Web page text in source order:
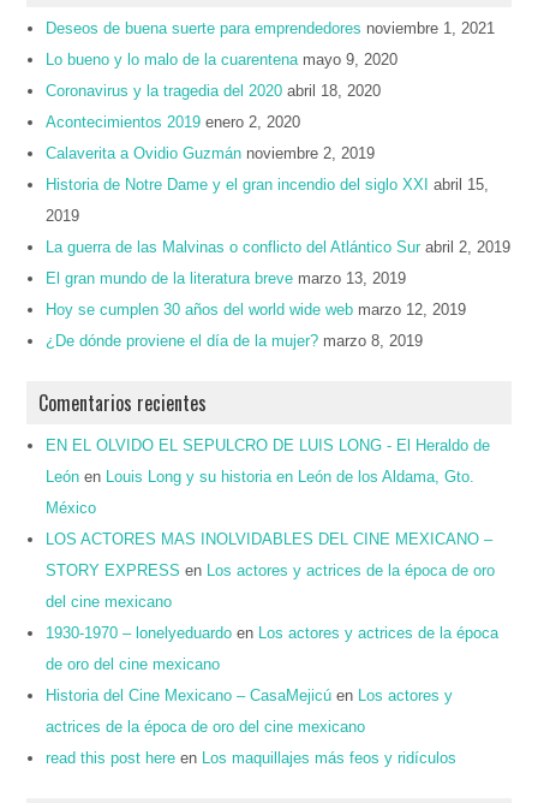
Deseos de buena suerte para emprendedores noviembre 1, 2021
Lo bueno y lo malo de la cuarentena mayo 9, 2020
Coronavirus y la tragedia del 2020 abril 18, 2020
Acontecimientos 2019 enero 2, 2020
Calaverita a Ovidio Guzmán noviembre 2, 2019
Historia de Notre Dame y el gran incendio del siglo XXI
abril 15,
2019
La guerra de las Malvinas o conflicto del Atlántico Sur abril 2, 2019
El gran mundo de la literatura breve marzo 13, 2019
Hoy se cumplen 30 años del world wide web marzo 12, 2019
¿De dónde proviene el día de la mujer? marzo 8, 2019
Comentarios recientes
EN EL OLVIDO EL SEPULCRO DE LUIS LONG - El Heraldo de
León en
Louis Long y su historia en León de los Aldama, Gto.
México
LOS ACTORES MAS INOLVIDABLES DEL CINE MEXICANO –
STORY EXPRESS en
Los actores y actrices de la época de oro
del cine mexicano
1930-1970 – lonelyeduardo en
Los actores y actrices de la época
de oro del cine mexicano
Historia del Cine Mexicano – CasaMejicú en
Los actores y
actrices de la época de oro del cine mexicano
read this post here en Los maquillajes más feos y ridículos